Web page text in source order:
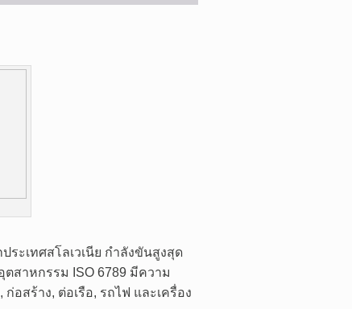
ะเทศสโลเวเนีย กำลังขันสูงสุด
สาหกรรม ISO 6789 มีความ
สร้าง, ต่อเรือ, รถไฟ และเครื่อง